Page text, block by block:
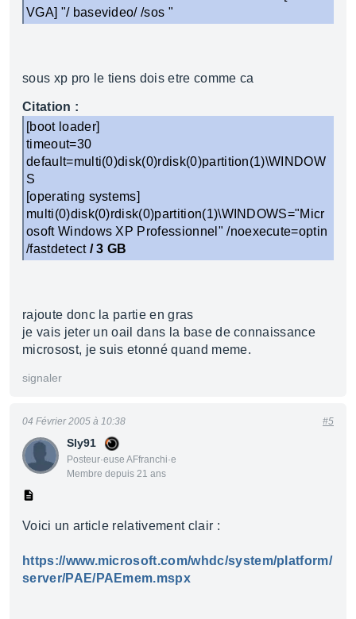
VGA] "/ basevideo/ /sos "
sous xp pro le tiens dois etre comme ca
Citation :
[boot loader]
timeout=30
default=multi(0)disk(0)rdisk(0)partition(1)\WINDOW
S
[operating systems]
multi(0)disk(0)rdisk(0)partition(1)\WINDOWS="Micr
osoft Windows XP Professionnel" /noexecute=optin
/fastdetect / 3 GB
rajoute donc la partie en gras
je vais jeter un oail dans la base de connaissance
microsost, je suis etonné quand meme.
signaler
Sly91
Posteur·euse AFfranchi·e
Membre depuis 21 ans
04 Février 2005 à 10:38 #5
Voici un article relativement clair :
https://www.microsoft.com/whdc/system/platform/
server/PAE/PAEmem.mspx